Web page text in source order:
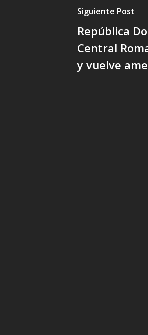
Siguiente Post
República
Central
y vuelve